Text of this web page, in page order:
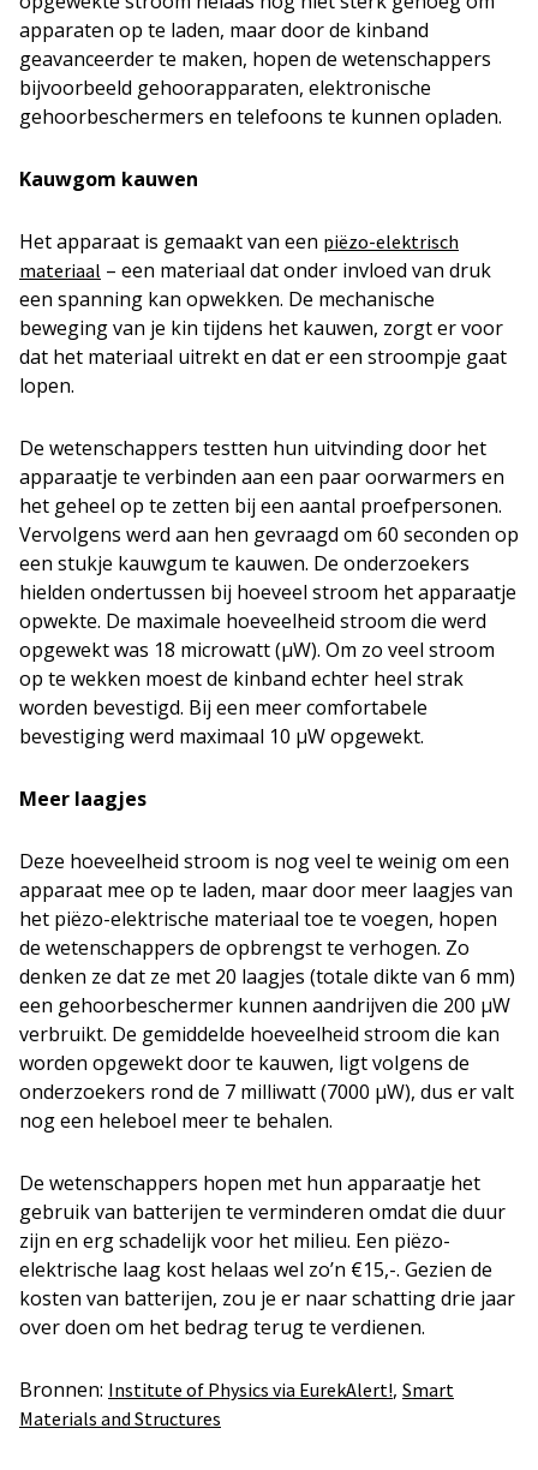
apparaten op te laden, maar door de kinband
geavanceerder te maken, hopen de wetenschappers
bijvoorbeeld gehoorapparaten, elektronische
gehoorbeschermers en telefoons te kunnen opladen.
Kauwgom kauwen
Het apparaat is gemaakt van een piëzo-elektrisch
materiaal – een materiaal dat onder invloed van druk
een spanning kan opwekken. De mechanische
beweging van je kin tijdens het kauwen, zorgt er voor
dat het materiaal uitrekt en dat er een stroompje gaat
lopen.
De wetenschappers testten hun uitvinding door het
apparaatje te verbinden aan een paar oorwarmers en
het geheel op te zetten bij een aantal proefpersonen.
Vervolgens werd aan hen gevraagd om 60 seconden op
een stukje kauwgum te kauwen. De onderzoekers
hielden ondertussen bij hoeveel stroom het apparaatje
opwekte. De maximale hoeveelheid stroom die werd
opgewekt was 18 microwatt (µW). Om zo veel stroom
op te wekken moest de kinband echter heel strak
worden bevestigd. Bij een meer comfortabele
bevestiging werd maximaal 10 µW opgewekt.
Meer laagjes
Deze hoeveelheid stroom is nog veel te weinig om een
apparaat mee op te laden, maar door meer laagjes van
het piëzo-elektrische materiaal toe te voegen, hopen
de wetenschappers de opbrengst te verhogen. Zo
denken ze dat ze met 20 laagjes (totale dikte van 6 mm)
een gehoorbeschermer kunnen aandrijven die 200 µW
verbruikt. De gemiddelde hoeveelheid stroom die kan
worden opgewekt door te kauwen, ligt volgens de
onderzoekers rond de 7 milliwatt (7000 µW), dus er valt
nog een heleboel meer te behalen.
De wetenschappers hopen met hun apparaatje het
gebruik van batterijen te verminderen omdat die duur
zijn en erg schadelijk voor het milieu. Een piëzo-
elektrische laag kost helaas wel zo’n €15,-. Gezien de
kosten van batterijen, zou je er naar schatting drie jaar
over doen om het bedrag terug te verdienen.
Bronnen: Institute of Physics via EurekAlert!, Smart
Materials and Structures